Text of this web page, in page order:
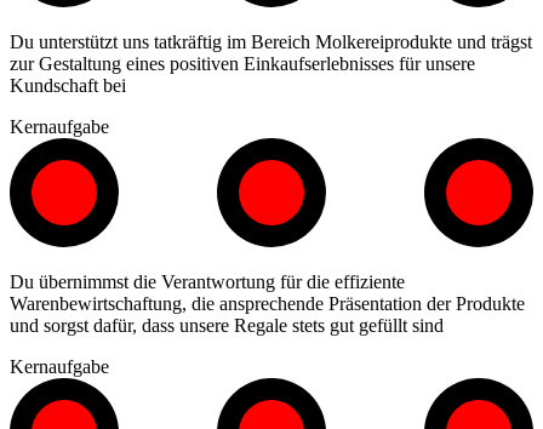
Du unterstützt uns tatkräftig im Bereich Molkereiprodukte und trägst
zur Gestaltung eines positiven Einkaufserlebnisses für unsere
Kundschaft bei
Kernaufgabe
Du übernimmst die Verantwortung für die effiziente
Warenbewirtschaftung, die ansprechende Präsentation der Produkte
und sorgst dafür, dass unsere Regale stets gut gefüllt sind
Kernaufgabe